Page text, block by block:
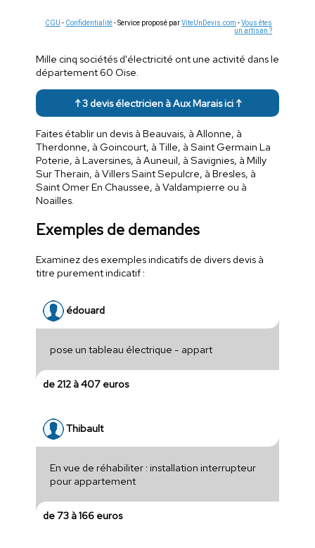
CGU - Confidentialité- Service proposé parViteUnDevis.com -Vous êtes
un artisan ?
Mille cinq sociétés d'électricité ont une activité dans le
département 60 Oise.
↑ 3 devis électricien à Aux Marais ici ↑
Faites établir un devis à Beauvais, à Allonne, à
Therdonne, à Goincourt, à Tille, à Saint Germain La
Poterie, à Laversines, à Auneuil, à Savignies, à Milly
Sur Therain, à Villers Saint Sepulcre, à Bresles, à
Saint Omer En Chaussee, à Valdampierre ou à
Noailles.
Exemples de demandes
Examinez des exemples indicatifs de divers devis à
titre purement indicatif :
édouard
pose un tableau électrique - appart
de 212 à 407 euros
Thibault
En vue de réhabiliter : installation interrupteur
pour appartement
de 73 à 166 euros